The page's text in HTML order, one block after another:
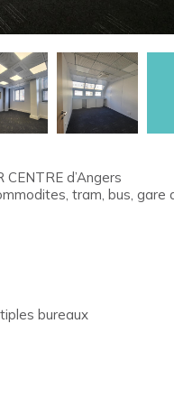
d’Angers
tram, bus, gare
bureaux